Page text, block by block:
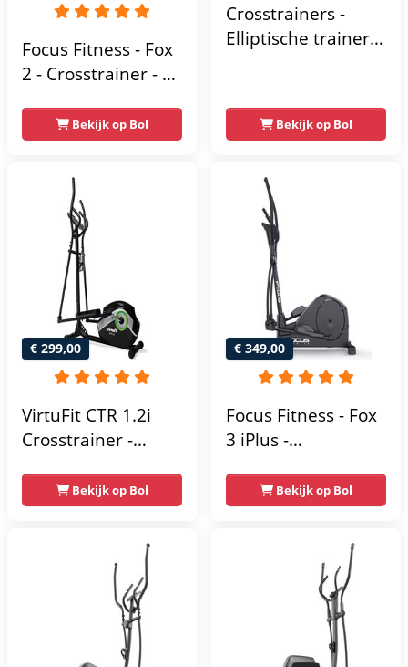
Focus Fitness - Fox
2 - Crosstrainer - 16
Weerstandsniveaus
Bekijk op Bol
Crosstrainers -
Elliptische trainer
- Magnetische
weerstand met 16
scherm - Zwart
Bekijk op Bol
€ 299,00
VirtuFit CTR 1.2i
Crosstrainer -
Programma's -
Bluetooth -
Bekijk op Bol
€ 349,00
Focus Fitness - Fox
3 iPlus -
Hartslagsensoren -
24
Weerstandsniveaus
Bekijk op Bol